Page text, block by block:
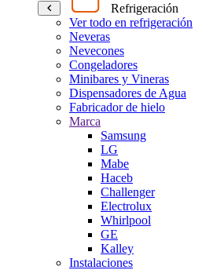
Refrigeración
Ver todo en refrigeración
Neveras
Nevecones
Congeladores
Minibares y Vineras
Dispensadores de Agua
Fabricador de hielo
Marca
Samsung
LG
Mabe
Haceb
Challenger
Electrolux
Whirlpool
GE
Kalley
Instalaciones